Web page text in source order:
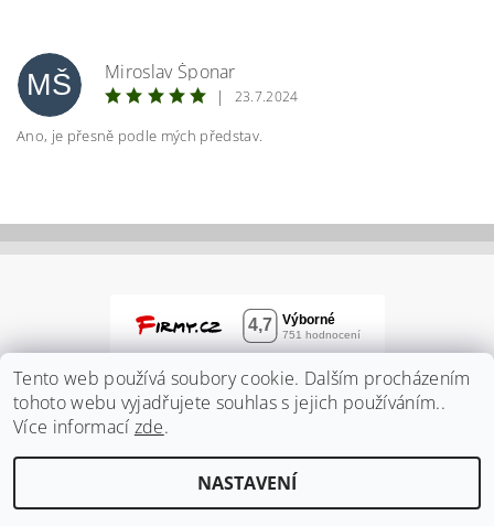
Vložením hodnocení souhlasíte spodmínkami
ochrany osobních údajů
MŠ
Miroslav Šponar
|
23.7.2024
Ano, je přesně podle mých představ.
2026 ©Zahradnidum.cz, všechna práva vyhrazena
Tento web používá soubory cookie. Dalším procházením
tohoto webu vyjadřujete souhlas s jejich používáním..
Více informací zde.
NASTAVENÍ